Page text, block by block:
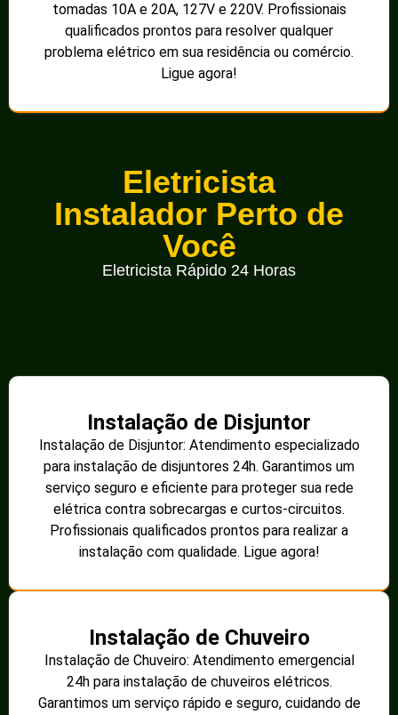
tomadas 10A e 20A, 127V e 220V. Profissionais
qualificados prontos para resolver qualquer
problema elétrico em sua residência ou comércio.
Ligue agora!
Eletricista
Instalador Perto de
Você
Eletricista Rápido 24 Horas
Instalação de Disjuntor
Instalação de Disjuntor: Atendimento especializado
para instalação de disjuntores 24h. Garantimos um
serviço seguro e eficiente para proteger sua rede
elétrica contra sobrecargas e curtos-circuitos.
Profissionais qualificados prontos para realizar a
instalação com qualidade. Ligue agora!
Instalação de Chuveiro
Instalação de Chuveiro: Atendimento emergencial
24h para instalação de chuveiros elétricos.
Garantimos um serviço rápido e seguro, cuidando de